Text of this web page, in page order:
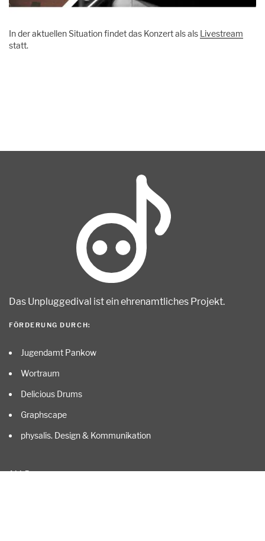
In der aktuellen Situation findet das Konzert als als Livestream
statt.
Das Unpluggedival ist ein ehrenamtliches Projekt.
FÖRDERUNG DURCH:
Jugendamt Pankow
Wortraum
Delicious Drums
Graphscape
physalis. Design & Kommunikation
ALLE …